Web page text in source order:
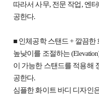
따라서 사무, 전문 작업, 엔
공한다.
■ 인체공학 스탠드 + 깔끔한
높낮이를 조절하는
이 가능한 스탠드를 적용해
공한다.
심플한 화이트 바디 디자인